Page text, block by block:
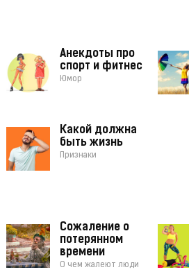
Анекдоты про
спорт и фитнес
Юмор
Какой должна
быть жизнь
Признаки
Сожаление о
потерянном
времени
О чем жалеют люди